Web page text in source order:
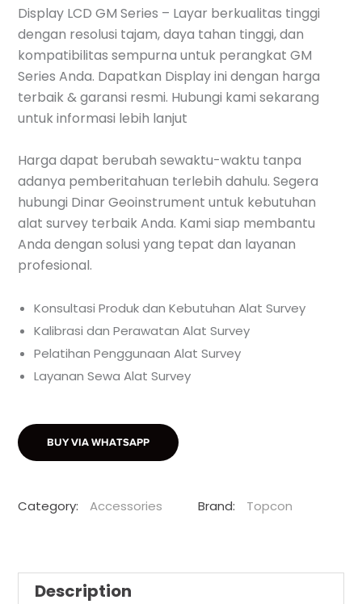
Display LCD GM Series – Layar berkualitas tinggi
dengan resolusi tajam, daya tahan tinggi, dan
kompatibilitas sempurna untuk perangkat GM
Series Anda. Dapatkan Display ini dengan harga
terbaik & garansi resmi. Hubungi kami sekarang
untuk informasi lebih lanjut
Harga dapat berubah sewaktu-waktu tanpa
adanya pemberitahuan terlebih dahulu. Segera
hubungi Dinar Geoinstrument untuk kebutuhan
alat survey terbaik Anda. Kami siap membantu
Anda dengan solusi yang tepat dan layanan
profesional.
Konsultasi Produk dan Kebutuhan Alat Survey
Kalibrasi dan Perawatan Alat Survey
Pelatihan Penggunaan Alat Survey
Layanan Sewa Alat Survey
BUY VIA WHATSAPP
Category: Accessories Brand: Topcon
Description